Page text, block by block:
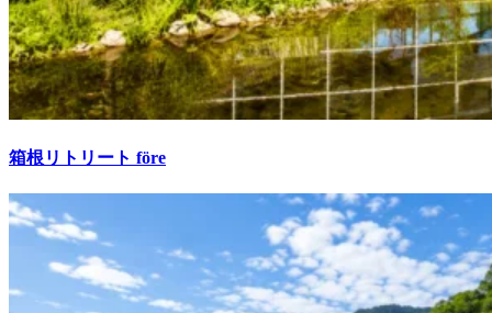
箱根リトリート före